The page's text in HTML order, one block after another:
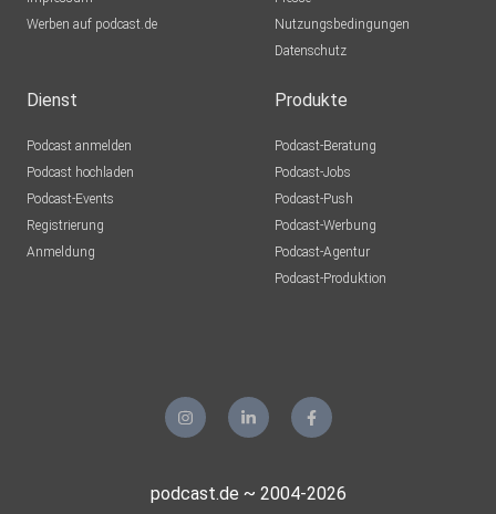
Werben auf podcast.de
Nutzungsbedingungen
Datenschutz
Dienst
Podcast anmelden
Podcast hochladen
Podcast-Events
Registrierung
Anmeldung
Produkte
Podcast-Beratung
Podcast-Jobs
Podcast-Push
Podcast-Werbung
Podcast-Agentur
Podcast-Produktion
podcast.de ~ 2004-2026